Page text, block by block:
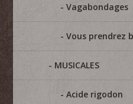
Vagabondages
Vous prendrez
MUSICALES
Acide rigodon